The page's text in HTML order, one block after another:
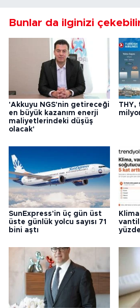
Bunlar da ilginizi
'Akkuyu NGS'nin getireceği
en büyük kazanım enerji
maliyetlerindeki düşüş
olacak'
THY,
SunExpress'in üç gün üst
üste günlük yolcu sayısı 71
bini aştı